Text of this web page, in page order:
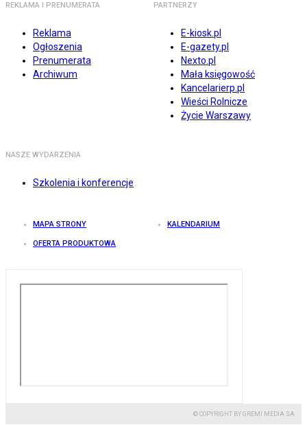
REKLAMA I PRENUMERATA
Reklama
Ogłoszenia
Prenumerata
Archiwum
PARTNERZY
E-kiosk.pl
E-gazety.pl
Nexto.pl
Mała księgowość
Kancelarierp.pl
Wieści Rolnicze
Życie Warszawy
NASZE WYDARZENIA
Szkolenia i konferencje
MAPA STRONY KALENDARIUM
OFERTA PRODUKTOWA
© COPYRIGHT BY GREMI MEDIA SA